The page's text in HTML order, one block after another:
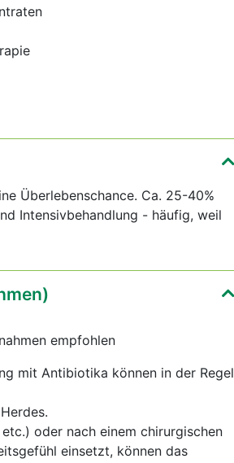
Überlebenschance. Ca. 25-40%
Intensivbehandlung - häufig, weil
empfohlen
mit Antibiotika können in der Regel
etc.) oder nach einem chirurgischen
einsetzt, können das